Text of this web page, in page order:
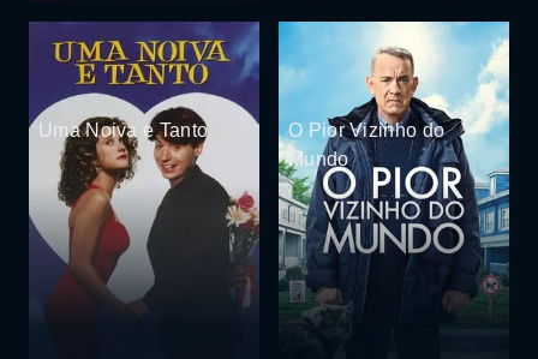
Uma Noiva e Tanto
O Pior Vizinho do
Mundo